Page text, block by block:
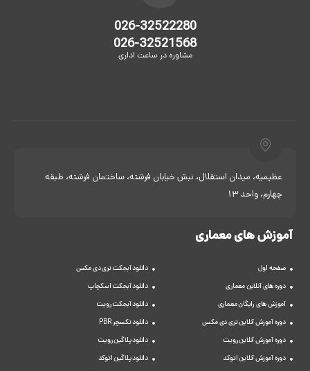
026-32522280
026-32521568
مشاوره در ساعت اداری
عظیمیه، میدان استقلال، نبش خیابان فرشته، ساختمان فرشته، طبقه
چهارم، واحد 13
آموزش های معماری
صفحه اول
دوره های آنلاین معماری
آموزش های رایگان معماری
دوره آموزش آنلاین تری دی مکس
دوره آموزش آنلاین رویت
دوره آموزش آنلاین اتوکد
دانلود آبجکت تری دی مکس
دانلود آبجکت اسکچاپ
دانلود آبجکت رویت
دانلود تکسچر PBR
دانلود پلاگین رویت
دانلود پلاگین اتوکد